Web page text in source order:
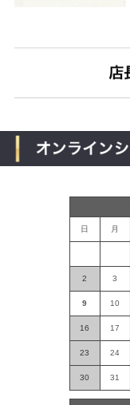
日 月
2 3
9 10
16 17
23 24
30 31